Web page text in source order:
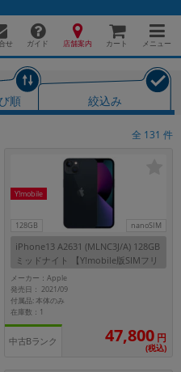
せ ガイド 店舗案内 カート メニュー
順 絞込み
全 131 件
128GB nanoSIM
Y!mobile
iPhone13 A2631 (MLNC3J/A) 128GB
ミッドナイト 【Y!mobile版SIMフリ
ー】
メーカー：Apple
発売日： 2021/09
付属品: 本体のみ
在庫数：1
中古Bランク 47,800 円
(税込)
切り替える